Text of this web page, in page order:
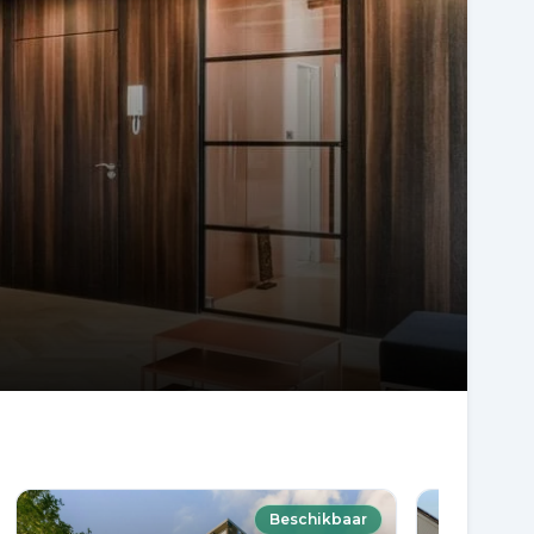
overgestapt, wist
de eerste
Dat zegt
inzet en
komt haar
net dat stapje extra
kan haar van harte
die zijn huis wil
is zij zonder twijfel de
Haarlem en
bedankt voor alles!
Beschikbaar